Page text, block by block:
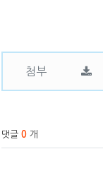
관련자료
첨부
댓글 0개